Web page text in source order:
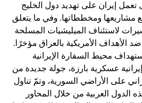
تعمل إيران على تهديد دول الخليج
مشاريعها ومخططاتها. وفي ما يتعلق
لاستئناف الميليشيات المسلحة
ضد الأهداف الأمريكية بالعراق مؤخرًا.
محيط السفارة الإيرانية
عسكرية بارزة، جولة جديدة من
على الأراضي السورية، وتمّ تناول
الدول العربية من خلال المحاور